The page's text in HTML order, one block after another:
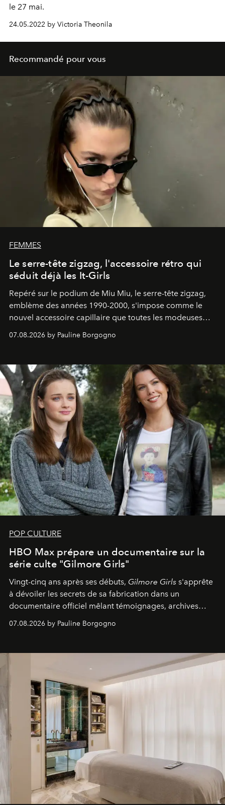
le 27 mai.
24.05.2022 by Victoria Theonila
Recommandé pour vous
FEMMES
Le serre-tête zigzag, l'accessoire rétro qui
séduit déjà les It-Girls
Repéré sur le podium de Miu Miu, le serre-tête zigzag,
emblème des années 1990-2000, s'impose comme le
nouvel accessoire capillaire que toutes les modeuses
s'arrachent déjà.
07.08.2026 by Pauline Borgogno
POP CULTURE
HBO Max prépare un documentaire sur la
série culte "Gilmore Girls"
Vingt-cinq ans après ses débuts, Gilmore Girls s'apprête
à dévoiler les secrets de sa fabrication dans un
documentaire officiel mêlant témoignages, archives
inédites et plongée dans les coulisses d'un phénomène
générationnel.
07.08.2026 by Pauline Borgogno